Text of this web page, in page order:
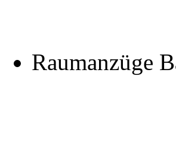
Raumanzüge